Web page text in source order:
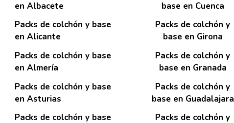
en Albacete
Packs de colchón y base
en Alicante
Packs de colchón y base
en Almería
Packs de colchón y base
en Asturias
Packs de colchón y base
base en Cuenca
Packs de colchón y
base en Girona
Packs de colchón y
base en Granada
Packs de colchón y
base en Guadalajara
Packs de colchón y